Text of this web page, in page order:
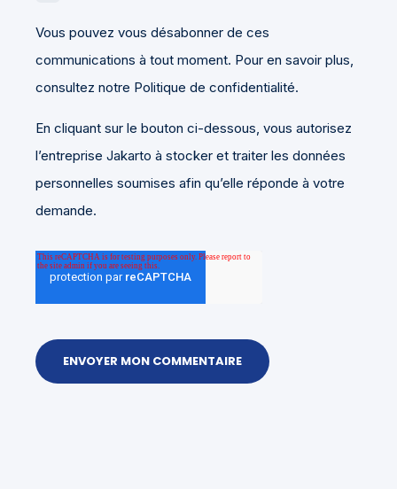
Vous pouvez vous désabonner de ces
communications à tout moment. Pour en savoir plus,
consultez notre Politique de confidentialité.
En cliquant sur le bouton ci-dessous, vous autorisez
l’entreprise Jakarto à stocker et traiter les données
personnelles soumises afin qu’elle réponde à votre
demande.